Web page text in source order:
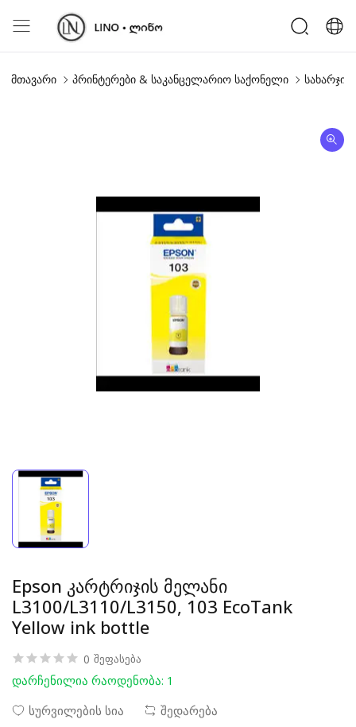
მთავარი პრინტერები & საკანცელარიო საქონელი სახარჯი
Epson კარტრიჯის მელანი
L3100/L3110/L3150, 103 EcoTank
Yellow ink bottle
0 შეფასება
დარჩენილია რაოდენობა: 1
სურვილების სია
შედარება